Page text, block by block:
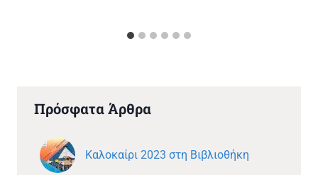
Πρόσφατα Άρθρα
Καλοκαίρι 2023 στη Βιβλιοθήκη